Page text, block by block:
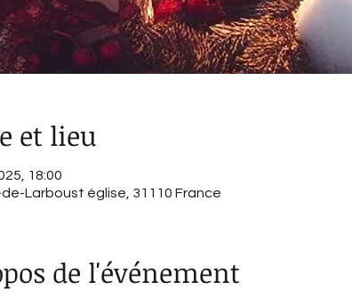
et lieu
18:00
Larboust église, 31110 France
de l'événement